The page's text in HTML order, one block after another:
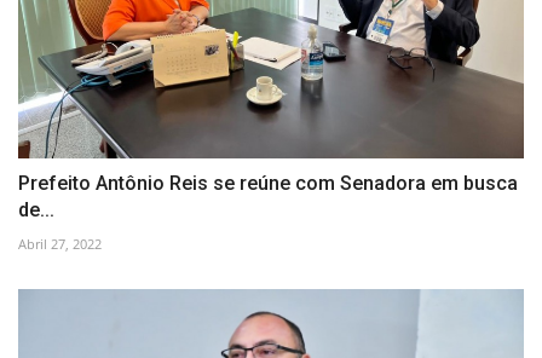
Prefeito Antônio Reis se reúne com Senadora em busca
de...
Abril 27, 2022